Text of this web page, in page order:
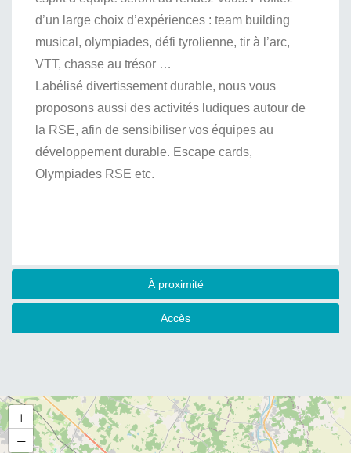
À proximité
Accès
d’un large choix d’expériences : team building
musical, olympiades, défi tyrolienne, tir à l’arc,
VTT, chasse au trésor …
Labélisé divertissement durable, nous vous
proposons aussi des activités ludiques autour de
la RSE, afin de sensibiliser vos équipes au
développement durable. Escape cards,
Olympiades RSE etc.
+
−